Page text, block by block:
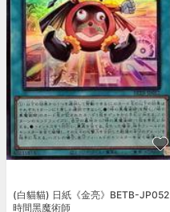
(白貓貓) 日紙《金亮》BETB-JP052
時間黑魔術師